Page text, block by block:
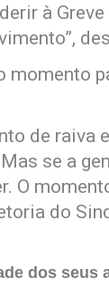
à
momento
de raiva
se a
O
do
dos seus